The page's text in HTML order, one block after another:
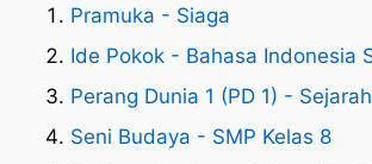
Pramuka - Siaga
Ide Pokok - Bahasa Indonesia
Perang Dunia 1 (PD 1) -
Seni Budaya - SMP Kelas 8